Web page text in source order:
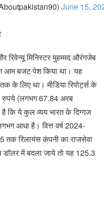
June 15,
रिवेन्यू मिनिस्टर मुहम्मद औरंगजेब
आम बजट पेश किया था। यह
लिए था। मीडिया रिपोर्ट्स के
रुपये (लगभग 67.84 अरब
है कि ये कुल व्यय भारत के दिग्गज
आधा है। वित्त वर्ष 2024-
तक रिलायंस कंपनी का राजसेवा
में बदला जाये तो यह 125.3